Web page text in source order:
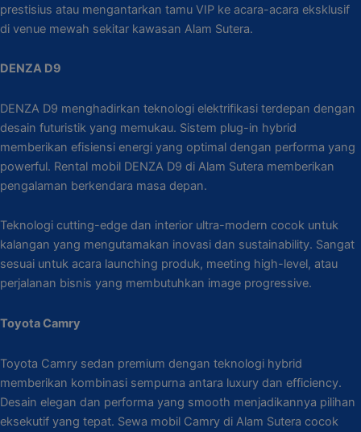
prestisius atau mengantarkan tamu VIP ke acara-acara eksklusif
di venue mewah sekitar kawasan Alam Sutera.
DENZA D9
DENZA D9 menghadirkan teknologi elektrifikasi terdepan dengan
desain futuristik yang memukau. Sistem plug-in hybrid
memberikan efisiensi energi yang optimal dengan performa yang
powerful. Rental mobil DENZA D9 di Alam Sutera memberikan
pengalaman berkendara masa depan.
Teknologi cutting-edge dan interior ultra-modern cocok untuk
kalangan yang mengutamakan inovasi dan sustainability. Sangat
sesuai untuk acara launching produk, meeting high-level, atau
perjalanan bisnis yang membutuhkan image progressive.
Toyota Camry
Toyota Camry sedan premium dengan teknologi hybrid
memberikan kombinasi sempurna antara luxury dan efficiency.
Desain elegan dan performa yang smooth menjadikannya pilihan
eksekutif yang tepat. Sewa mobil Camry di Alam Sutera cocok